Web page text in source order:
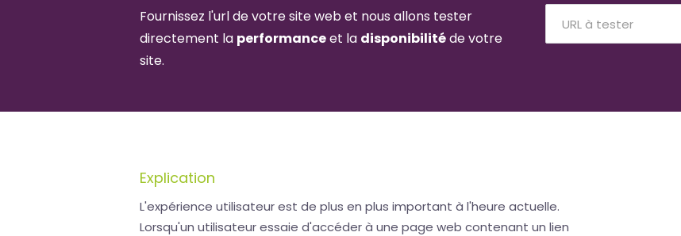
Fournissez l'url de votre site web et nous allons tester
directement la performanceet la disponibilitéde votre
site.
Explication
L'expérience utilisateur est de plus en plus important à l'heure actuelle.
Lorsqu'un utilisateur essaie d'accéder à une page web contenant un lien